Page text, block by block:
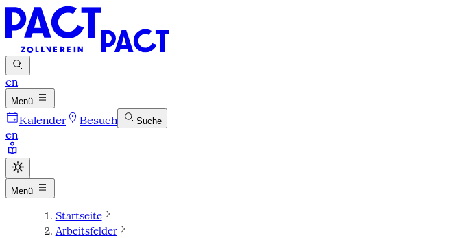
en
Menü
Kalender Besuch Suche
en
Menü
Startseite
Arbeitsfelder